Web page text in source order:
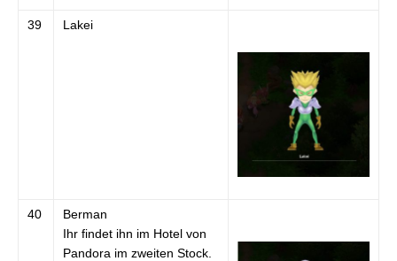
39 Lakei
40
Berman
Ihr findet ihn im Hotel von
Pandora im zweiten Stock.